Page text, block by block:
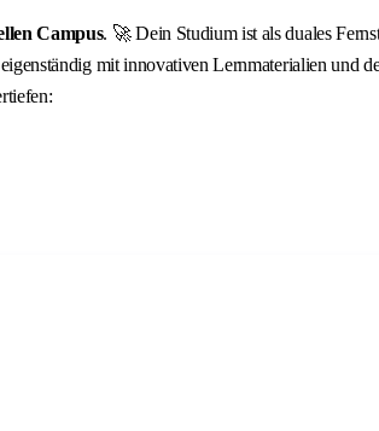
Campus. 🚀 Dein Studium ist als duales
mit innovativen Lernmaterialien und